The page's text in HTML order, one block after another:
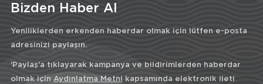
Bizden Haber Al
Yeniliklerden erkenden haberdar olmak için lütfen e-posta
adresinizi paylaşın.
'Paylaş'a tıklayarak kampanya ve bildirimlerden haberdar
olmak için Aydınlatma Metni kapsamında elektronik ileti